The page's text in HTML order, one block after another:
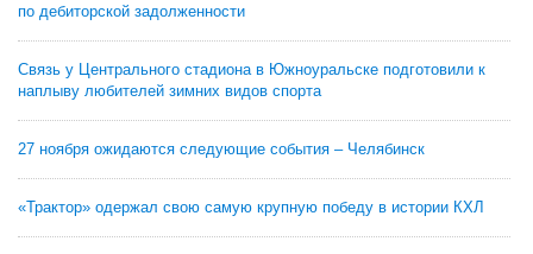
по дебиторской задолженности
Связь у Центрального стадиона в Южноуральске подготовили к
наплыву любителей зимних видов спорта
27 ноября ожидаются следующие события – Челябинск
«Трактор» одержал свою самую крупную победу в истории КХЛ